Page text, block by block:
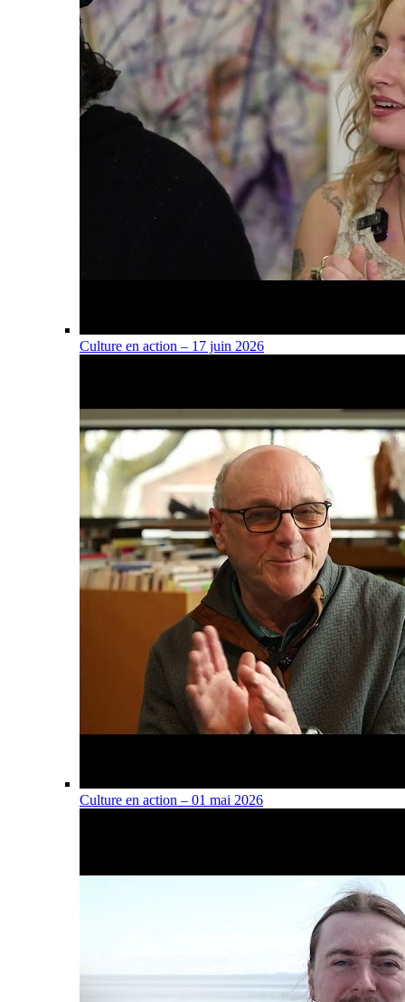
Culture en action – 17 juin 2026
Culture en action – 01 mai 2026